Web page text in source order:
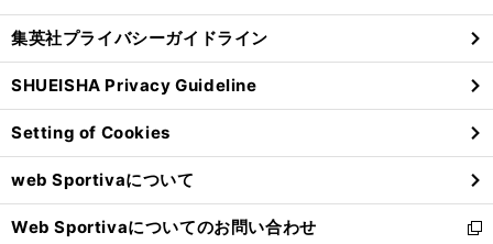
る
し
い
ウ
ィ
ン
ド
ウ
で
開
く
集英社プライバシーガイドライン
SHUEISHA Privacy Guideline
Setting of Cookies
web Sportivaについて
Web Sportivaについてのお問い合わせ
新